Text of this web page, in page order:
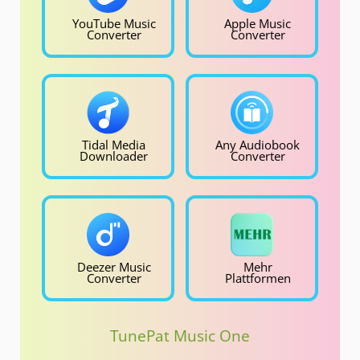
YouTube Music
Converter
Apple Music
Converter
Tidal Media
Downloader
Any Audiobook
Converter
Deezer Music
Converter
Mehr
Plattformen
TunePat Music One